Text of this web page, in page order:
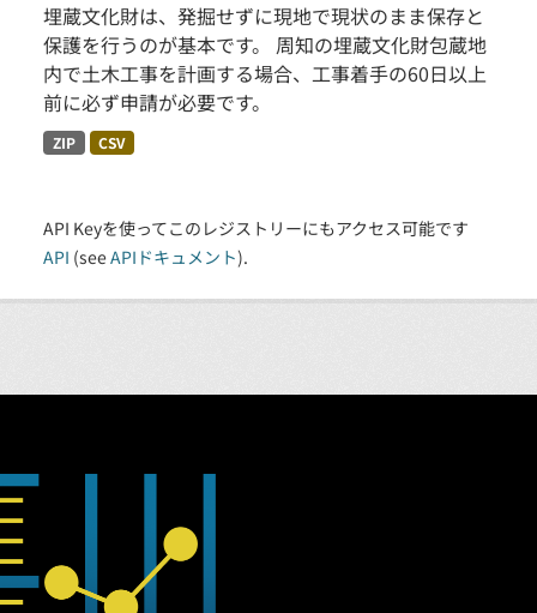
埋蔵文化財は、発掘せずに現地で現状のまま保存と
保護を行うのが基本です。 周知の埋蔵文化財包蔵地
内で土木工事を計画する場合、工事着手の60日以上
前に必ず申請が必要です。
ZIP CSV
API Keyを使ってこのレジストリーにもアクセス可能です
API (seeAPIドキュメント).